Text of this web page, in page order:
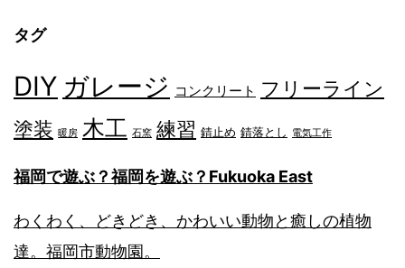
タグ
DIY ガレージ コンクリート フリーライン
塗装 暖房 木工 石窯 練習 錆止め 錆落とし 電気工作
福岡で遊ぶ？福岡を遊ぶ？Fukuoka East
わくわく、どきどき、かわいい動物と癒しの植物
達。福岡市動物園。